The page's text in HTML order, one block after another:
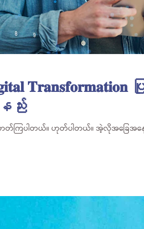
ည်း
ကြပါတယ်။ ဟုတ်ပါတယ်။ အဲ့လိုအခြေအနေ